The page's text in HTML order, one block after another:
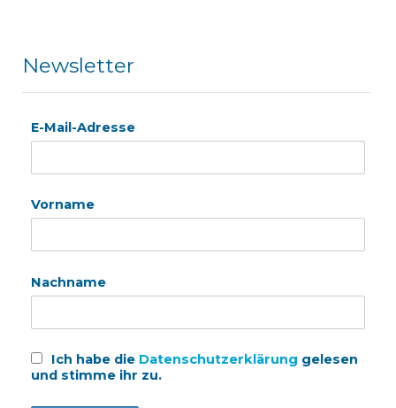
Newsletter
E-Mail-Adresse
Vorname
Nachname
Ich habe die Datenschutzerklärung gelesen
und stimme ihr zu.